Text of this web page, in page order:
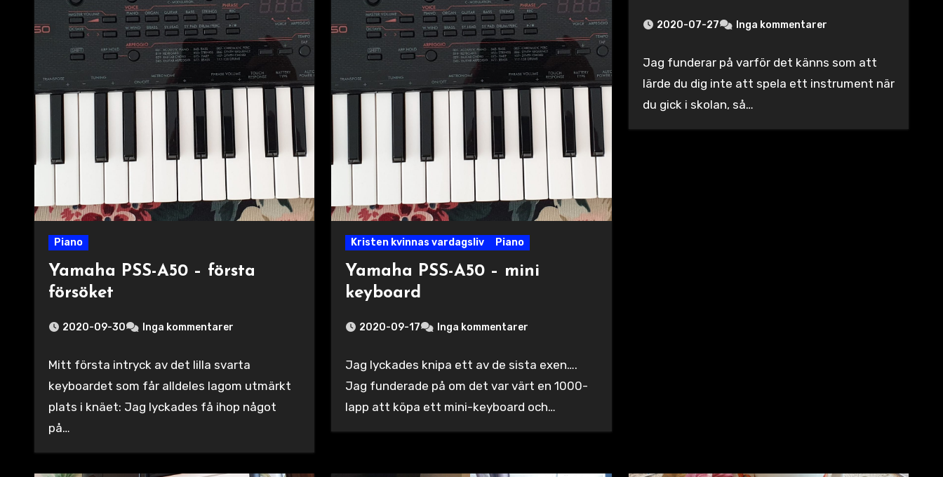
Piano
Yamaha PSS-A50 – första
försöket
2020-09-30 Inga kommentarer
Mitt första intryck av det lilla svarta
keyboardet som får alldeles lagom utmärkt
plats i knäet: Jag lyckades få ihop något
på…
Kristen kvinnas vardagsliv Piano
Yamaha PSS-A50 – mini
keyboard
2020-09-17 Inga kommentarer
Jag lyckades knipa ett av de sista exen….
Jag funderade på om det var värt en 1000-
lapp att köpa ett mini-keyboard och…
2020-07-27 Inga kommentarer
Jag funderar på varför det känns som att
lärde du dig inte att spela ett instrument när
du gick i skolan, så…